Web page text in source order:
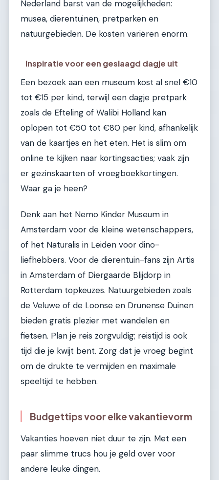
Nederland barst van de mogelijkheden:
musea, dierentuinen, pretparken en
natuurgebieden. De kosten variëren enorm.
Inspiratie voor een geslaagd dagje uit
Een bezoek aan een museum kost al snel €10
tot €15 per kind, terwijl een dagje pretpark
zoals de Efteling of Walibi Holland kan
oplopen tot €50 tot €80 per kind, afhankelijk
van de kaartjes en het eten. Het is slim om
online te kijken naar kortingsacties; vaak zijn
er gezinskaarten of vroegboekkortingen.
Waar ga je heen?
Denk aan het Nemo Kinder Museum in
Amsterdam voor de kleine wetenschappers,
of het Naturalis in Leiden voor dino-
liefhebbers. Voor de dierentuin-fans zijn Artis
in Amsterdam of Diergaarde Blijdorp in
Rotterdam topkeuzes. Natuurgebieden zoals
de Veluwe of de Loonse en Drunense Duinen
bieden gratis plezier met wandelen en
fietsen. Plan je reis zorgvuldig; reistijd is ook
tijd die je kwijt bent. Zorg dat je vroeg begint
om de drukte te vermijden en maximale
speeltijd te hebben.
Budgettips voor elke vakantievorm
Vakanties hoeven niet duur te zijn. Met een
paar slimme trucs hou je geld over voor
andere leuke dingen.